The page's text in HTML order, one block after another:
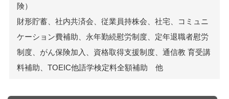
険）
財形貯蓄、社内共済会、従業員持株会、社宅、コミュニ
ケーション費補助、永年勤続慰労制度、定年退職者慰労
制度、がん保険加入、資格取得支援制度、通信教 育受講
料補助、TOEIC他語学検定料全額補助 他